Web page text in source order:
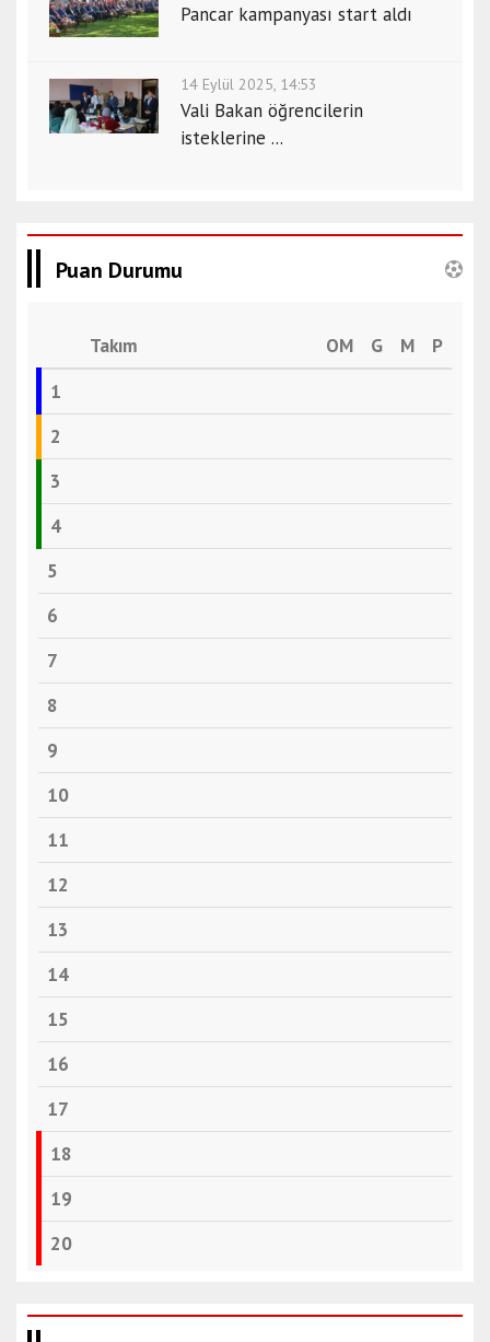
Pancar kampanyası start aldı
14 Eylül 2025, 14:53
Vali Bakan öğrencilerin
isteklerine ...
Puan Durumu
Takım OM G M
P
1
2
3
4
5
6
7
8
9
10
11
12
13
14
15
16
17
18
19
20